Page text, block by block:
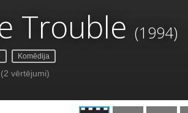
Trouble (1994)
Komēdija
(2 vērtējumi)